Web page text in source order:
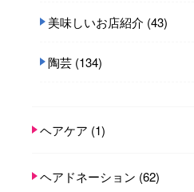
美味しいお店紹介 (43)
陶芸 (134)
ヘアケア (1)
ヘアドネーション (62)